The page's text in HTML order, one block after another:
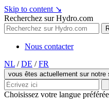
Skip to content ↘
Recherchez sur Hydro.com
Nous contacter
NL / DE / FR
vous êtes actuellement sur notre
Choisissez votre langue préférée